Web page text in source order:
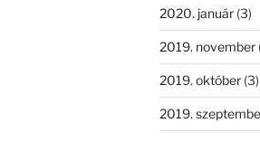
2020. január(3)
2019. november
2019. október(3)
2019.